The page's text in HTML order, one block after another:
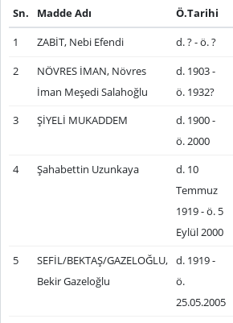
Sn. Madde Adı
Ö.Tarihi
1
ZABİT, Nebi Efendi d. ? - ö. ?
2
NÖVRES İMAN, Növres
İman Meşedi Salahoğlu
d. 1903 -
ö. 1932?
3 ŞİYELİ MUKADDEM
d. 1900 -
ö. 2000
4 Şahabettin Uzunkaya
d. 10
Temmuz
1919 - ö. 5
Eylül 2000
5
SEFİL/BEKTAŞ/GAZELOĞLU,
Bekir Gazeloğlu
d. 1919 -
ö.
25.05.2005